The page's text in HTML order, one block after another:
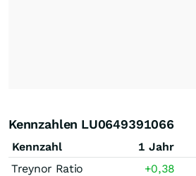
Kennzahlen LU0649391066
Kennzahl 1 Jahr
Treynor Ratio
+0,38